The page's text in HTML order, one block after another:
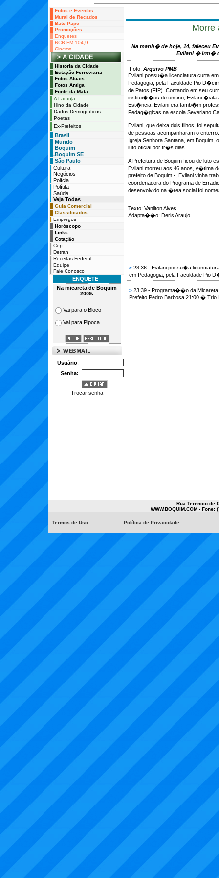
Fotos e Eventos
Mural de Recados
Bate-Papo
Promoções
Enquetes
RCB FM 104,9
Cinema
Historia da Cidade
Estação Ferroviaria
Fotos Atuais
Fotos Antiga
Fonte da Mata
A Laranja
Hino da Cidade
Dados Demograficos
Poetas
Ex-Prefeitos
Brasil
Mundo
Boquim
.Boquim SE
São Paulo
Cultura
Negócios
Polícia
Polítita
Saúde
Veja Todas
Guia Comercial
Classificados
Empregos
Horóscopo
Links
Cotação
Cep
Detran
Receitas Federal
Equipe
Fale Conosco
ENQUETE
Na micareta de Boquim
2009.
Vai para o Bloco
Vai para Pipoca
Usuário:
Senha:
Trocar senha
Morre
Na manh� de hoje, 14, faleceu
Evilani � irm�
Foto: Arquivo PMB
Evilani possu�a licenciatura curta
Pedagogia, pela Faculdade Pio
de Patos (FIP). Contando em seu
institui��es de ensino, Evilani �vila
Est�ncia. Evilani era tamb�m
Pedag�gicas na escola Severiano
Evilani, que deixa dois filhos, foi
de pessoas acompanharam o
Igreja Senhora Santana, em
luto oficial por tr�s dias.
A Prefeitura de Boquim ficou de luto
Evilani morreu aos 46 anos, v�tima
prefeito de Boquim -, Evilani vinha
coordenadora do Programa de
desenvolvido na �rea social foi
Texto: Vanilton Alves
Adapta��o: Deris Araujo
> 23:36 - Evilani possu�a
em Pedagogia, pela Faculdade Pio
> 23:39 - Programa��o da Micareta
Prefeito Pedro Barbosa 21:00 �
Rua Terencio de
WWW.BOQUIM.COM -
Termos de Uso Política de Privacidade